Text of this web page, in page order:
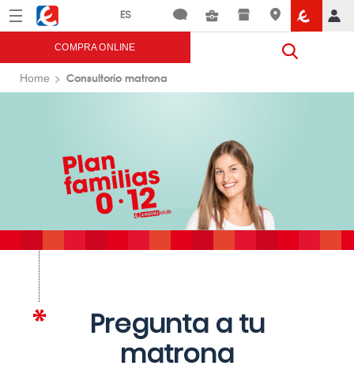
Menú Eroski
COMPRA ONLINE
Home Consultorio matrona
Pregunta a tu
matrona